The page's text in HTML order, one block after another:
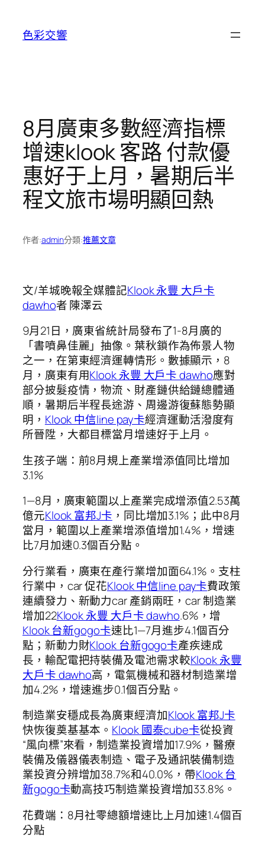
色彩交響
8月廣東多數經濟指標
增速klook 客路 付款優
惠好于上月，暑期后半
程文旅市場明顯回熱
作者:admin分類:推薦文章
文/羊城晚報全媒體記Klook 永豐 大戶卡
dawho者 陳澤云
9月21日，廣東省統計局發布了1-8月廣的
「書噴鼻佳麗」抽像。葉秋鎖作為佈景人物
之一，在第東經濟運轉情形。數據顯示，8
月，廣東有用Klook 永豐 大戶卡 dawho應對
部分披髮疫情，物流、財產鏈供給鏈總體通
順，暑期后半程長途游、周邊游復蘇態勢顯
明， Klook 中信line pay卡經濟運動活潑度有
所晉陞，大都目標當月增速好于上月。
生孩子端：前8月規上產業增添值同比增加
3.1%
1—8月，廣東範圍以上產業完成增添值2.53萬
億元Klook 富邦J卡 ，同比增加3.1%；此中8月
當月，範圍以上產業增添值增加1.4%，增速
比7月加速0.3個百分點。
分行業看，廣東在產行業增加面64.1%。支柱
行業中，car 促花Klook 中信line pay卡費政策
連續發力、新動力car 產銷兩旺，car 制造業
增加22Klook 永豐 大戶卡 dawho.6%，增
Klook 台新gogo卡速比1—7月進步4.1個百分
點；新動力財Klook 台新gogo卡產疾速成
長，輸配電把持裝備及電池需求較Klook 永豐
大戶卡 dawho高，電氣機械和器材制造業增
加4.2%，增速進步0.1個百分點。
制造業安穩成長為廣東經濟加Klook 富邦J卡
快恢復奠基基本。 Klook 國泰cube卡從投資
“風向標”來看，制造業投資增加17.9%，醫療
裝備及儀器儀表制造、電子及通訊裝備制造
業投資分辨增加38.7%和40.0%，帶Klook 台
新gogo卡動高技巧制造業投資增加33.8%。
花費端：8月社零總額增速比上月加速1.4個百
分點